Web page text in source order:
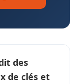
des
de clés et